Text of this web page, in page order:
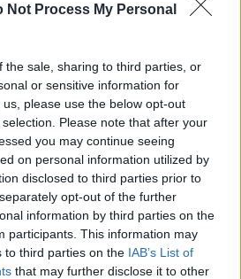
Not Process My Personal
the sale, sharing to third parties, or
or sensitive information for
please use the below opt-out
Please note that after your
you may continue seeing
on personal information utilized by
disclosed to third parties prior to
opt-out of the further
information by third parties on the
participants. This information may
to third parties on the IAB’s List of
that may further disclose it to other
Θα εμποδίσουμε τα